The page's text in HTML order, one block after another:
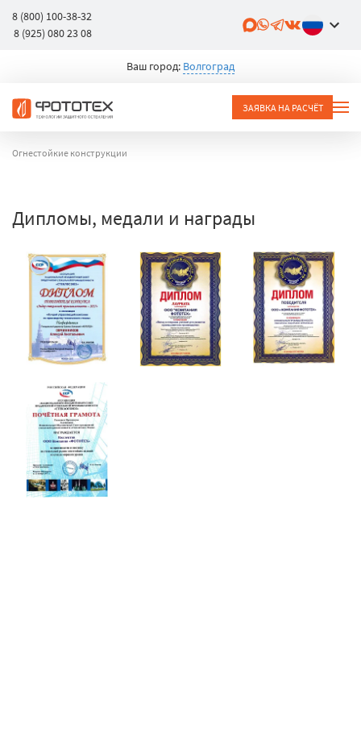
8 (800) 100-38-32
8 (925) 080 23 08
Ваш город: Волгоград
ЗАЯВКА НА РАСЧЁТ
Огнестойкие конструкции
Дипломы, медали и награды